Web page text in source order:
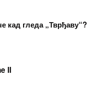
кад гледа „Тврђаву“?
II